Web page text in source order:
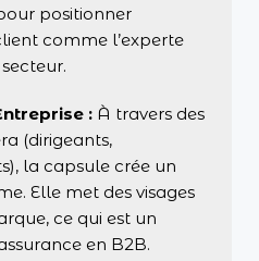
positionner
comme l’experte
: À travers des
(dirigeants,
la capsule crée un
Elle met des visages
ce qui est un
en B2B.